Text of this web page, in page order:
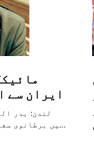
ایران سے
لندن: بدر
میں برطانوی